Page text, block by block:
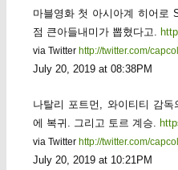
마블영화 첫 아시아계 히어로
점 큰아들내미가 뽑혔다고.
via Twitter http://twitter.com/
July 20, 2019 at 08:38PM
나탈리 포트먼, 와이티티 감
에 복귀. 그리고 토르 계승.
via Twitter http://twitter.com/
July 20, 2019 at 10:21PM